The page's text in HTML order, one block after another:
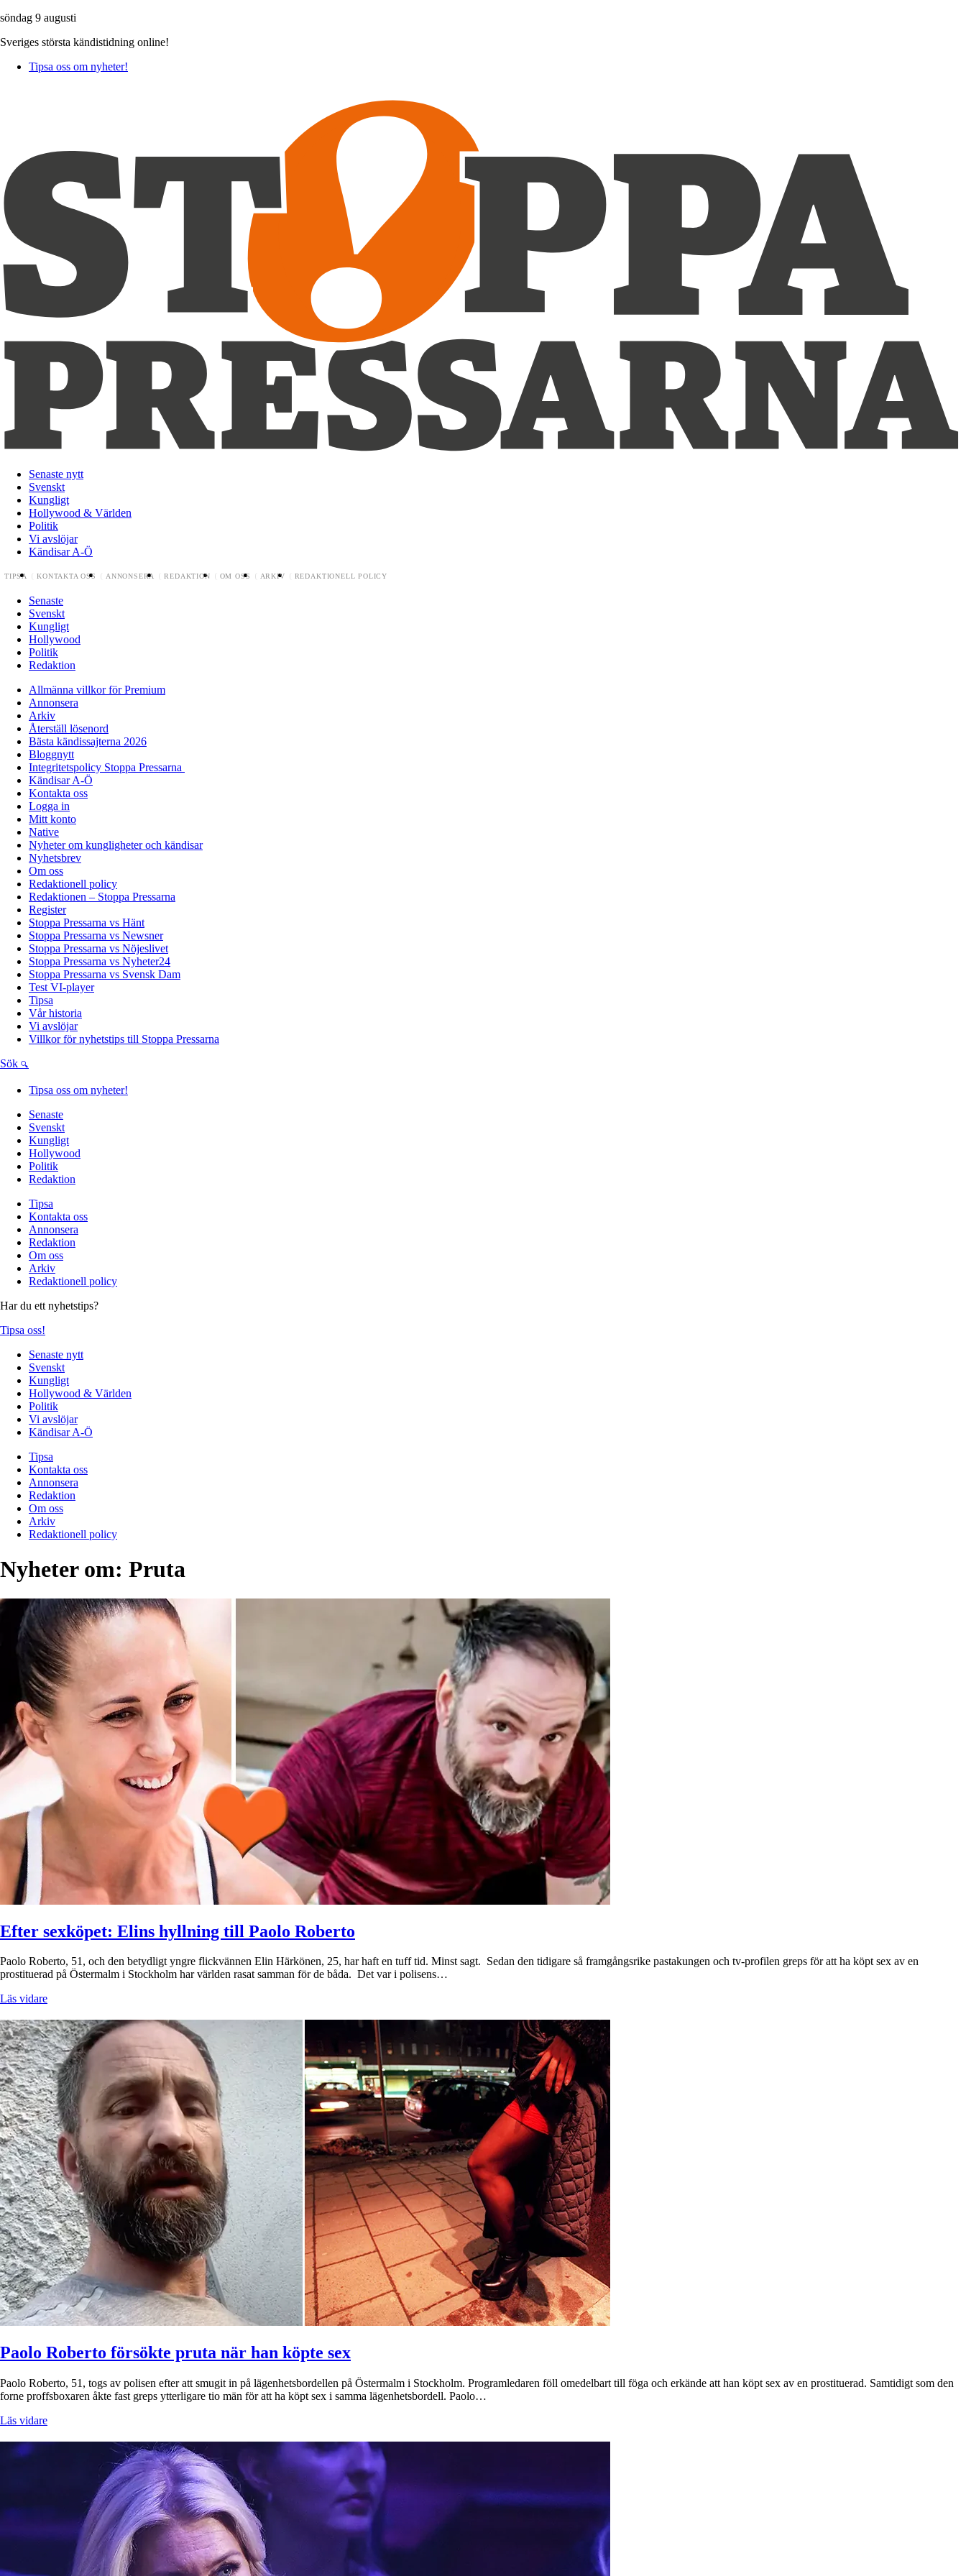
söndag 9 augusti
Sveriges största kändistidning online!
Tipsa oss om nyheter!
Senaste nytt
Svenskt
Kungligt
Hollywood & Världen
Politik
Vi avslöjar
Kändisar A-Ö
TIPSA KONTAKTA OSS ANNONSERA REDAKTION OM OSS ARKIV REDAKTIONELL POLICY
Senaste
Svenskt
Kungligt
Hollywood
Politik
Redaktion
Allmänna villkor för Premium
Annonsera
Arkiv
Återställ lösenord
Bästa kändissajterna 2026
Bloggnytt
Integritetspolicy Stoppa Pressarna
Kändisar A-Ö
Kontakta oss
Logga in
Mitt konto
Native
Nyheter om kungligheter och kändisar
Nyhetsbrev
Om oss
Redaktionell policy
Redaktionen – Stoppa Pressarna
Register
Stoppa Pressarna vs Hänt
Stoppa Pressarna vs Newsner
Stoppa Pressarna vs Nöjeslivet
Stoppa Pressarna vs Nyheter24
Stoppa Pressarna vs Svensk Dam
Test VI-player
Tipsa
Vår historia
Vi avslöjar
Villkor för nyhetstips till Stoppa Pressarna
Sök
Tipsa oss om nyheter!
Senaste
Svenskt
Kungligt
Hollywood
Politik
Redaktion
Tipsa
Kontakta oss
Annonsera
Redaktion
Om oss
Arkiv
Redaktionell policy
Har du ett nyhetstips?
Tipsa oss!
Senaste nytt
Svenskt
Kungligt
Hollywood & Världen
Politik
Vi avslöjar
Kändisar A-Ö
Tipsa
Kontakta oss
Annonsera
Redaktion
Om oss
Arkiv
Redaktionell policy
Nyheter om: Pruta
Efter sexköpet: Elins hyllning till Paolo Roberto
Paolo Roberto, 51, och den betydligt yngre flickvännen Elin Härkönen, 25, har haft en tuff tid. Minst sagt. Sedan den tidigare så framgångsrike pastakungen och tv-profilen greps för att ha köpt sex av en
prostituerad på Östermalm i Stockholm har världen rasat samman för de båda. Det var i polisens…
Läs vidare
Paolo Roberto försökte pruta när han köpte sex
Paolo Roberto, 51, togs av polisen efter att smugit in på lägenhetsbordellen på Östermalm i Stockholm. Programledaren föll omedelbart till föga och erkände att han köpt sex av en prostituerad. Samtidigt som den
forne proffsboxaren åkte fast greps ytterligare tio män för att ha köpt sex i samma lägenhetsbordell. Paolo…
Läs vidare